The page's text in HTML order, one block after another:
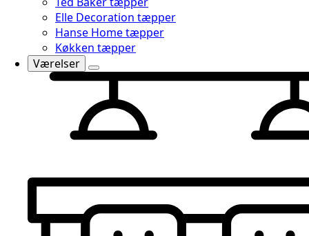
Elle Decoration tæpper
Hanse Home tæpper
Køkken tæpper
Værelser